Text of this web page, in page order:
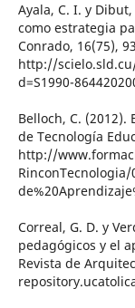
Ayala, C. I. y
como estrategia
Conrado, 16(75),
http://
d=S1990-
Belloch, C.
de Tecnología
http://
Correal, G. D. y
pedagógicos y el
Revista de